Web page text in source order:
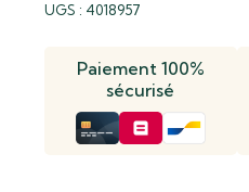
UGS : 4018957
Paiement 100%
sécurisé